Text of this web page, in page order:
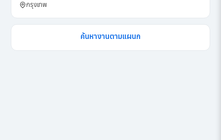
กรุงเทพ
ค้นหางานตามแผนก